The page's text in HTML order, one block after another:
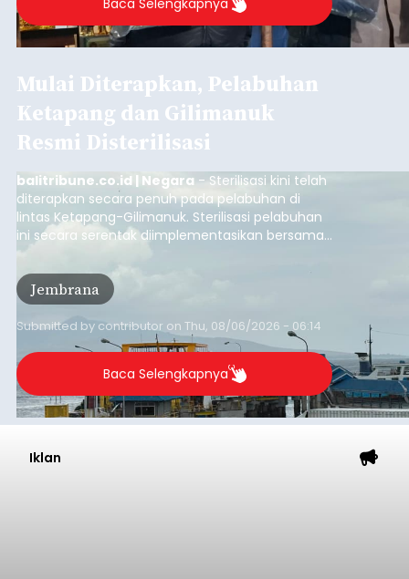
Mulai Diterapkan, Pelabuhan
Ketapang dan Gilimanuk
Resmi Disterilisasi
balitribune.co.id | Negara - Sterilisasi kini telah
diterapkan secara penuh pada pelabuhan di
lintas Ketapang-Gilimanuk. Sterilisasi pelabuhan
ini secara serentak diimplementasikan bersama
empat pelabuhan utama lainnya, yakni
Pelabuhan Merak, Bakauheni, Kayangan, dan
Lembar pada Rabu (5/8/2026).
Jembrana
Submitted by contributor on Thu, 08/06/2026 - 06:14
Baca Selengkapnya
Iklan